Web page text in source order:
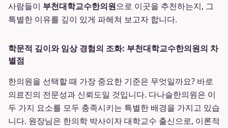
사람들이 부천대학교수한의원으로 이곳을 추천하는지, 그
특별한 이유를 깊이 있게 파헤쳐 보고자 합니다.
학문적 깊이와 임상 경험의 조화: 부천대학교수한의원의 차
별점
한의원을 선택할 때 가장 중요한 기준은 무엇일까요? 바로
의료진의 전문성과 신뢰도일 것입니다. 다나슬한의원은 이
두 가지 요소를 모두 충족시키는 특별한 배경을 가지고 있습
니다. 원장님은 한의학 박사이자 대학교수 출신으로, 이론적